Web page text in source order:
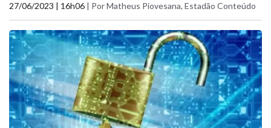
27/06/2023 | 16h06 | Por Matheus Piovesana, Estadão Conteúdo